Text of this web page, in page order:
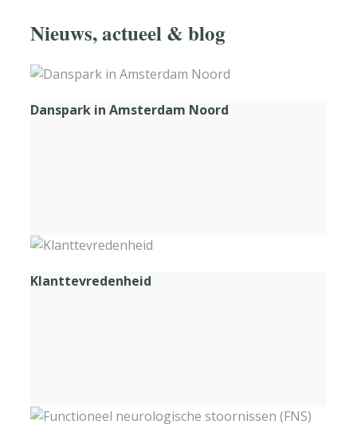
Nieuws, actueel & blog
Danspark in Amsterdam Noord
Klanttevredenheid